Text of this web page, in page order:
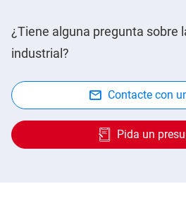
¿Tiene alguna pregunta sobre
industrial?
Contacte con
Pida un